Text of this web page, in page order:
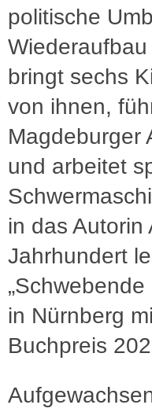
politische
bringt sechs
von ihnen,
Magdeburger
und arbeitet
in das
Jahrhundert
in Nürnberg
Buchpreis